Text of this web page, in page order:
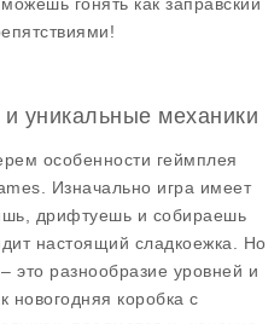
уникальные механики
особенности геймплея
Изначально игра имеет
дрифтуешь и собираешь
настоящий сладкоежка. Но
это разнообразие уровней и
новогодняя коробка с